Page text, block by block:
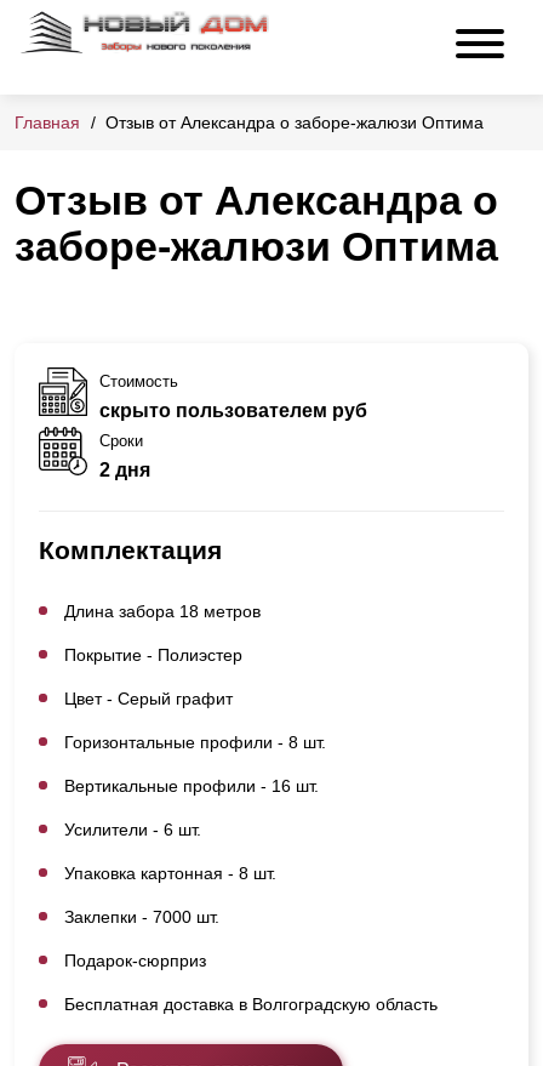
Главная Отзыв от Александра о заборе-жалюзи Оптима
Отзыв от Александра о
заборе-жалюзи Оптима
Стоимость
скрыто пользователем руб
Сроки
2 дня
Комплектация
Длина забора 18 метров
Покрытие - Полиэстер
Цвет - Серый графит
Горизонтальные профили - 8 шт.
Вертикальные профили - 16 шт.
Усилители - 6 шт.
Упаковка картонная - 8 шт.
Заклепки - 7000 шт.
Подарок-сюрприз
Бесплатная доставка в Волгоградскую область